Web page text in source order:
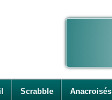
Scrabble Anacroisés